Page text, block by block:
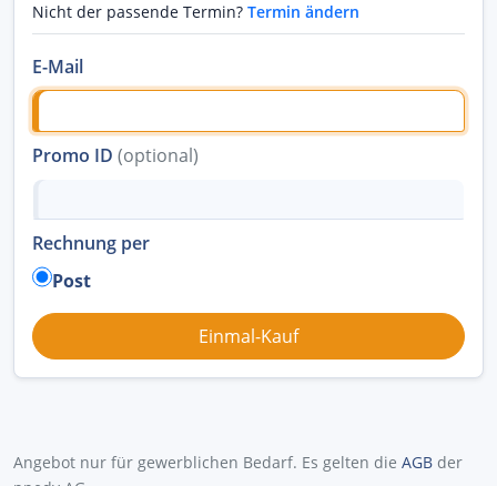
Nicht der passende Termin? Termin ändern
E-Mail
Promo ID (optional)
Rechnung per
Post
Angebot nur für gewerblichen Bedarf. Es gelten die AGB der